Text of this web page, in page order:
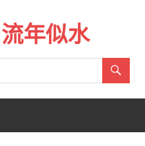
年似水